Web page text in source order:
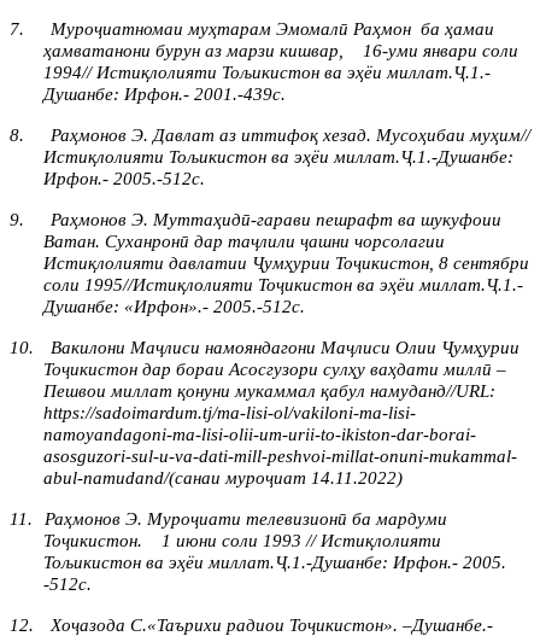
7. Муроҷиатномаи муҳтарам Эмомалӣ Раҳмон ба ҳамаи
ҳамватанони бурун аз марзи кишвар,
16-уми январи соли
1994// Истиқлолияти Тољикистон ва эҳёи миллат.Ҷ.1.-
Душанбе: Ирфон.- 2001.-439с.
8.
Раҳмонов Э. Давлат аз иттифоқ хезад. Мусоҳибаи муҳим//
Истиқлолияти Тољикистон ва эҳёи миллат.Ҷ.1.-Душанбе:
Ирфон.- 2005.-512с.
9.
Раҳмонов Э. Муттаҳидӣ-гарави пешрафт ва шукуфоии
Ватан. Суханронӣ дар таҷлили ҷашни чорсолагии
Истиқлолияти давлатии Ҷумҳурии Тоҷикистон, 8 сентябри
соли 1995//Истиқлолияти Тоҷикистон ва эҳёи миллат.Ҷ.1.-
Душанбе: «Ирфон».- 2005.-512с.
10.
Вакилони Маҷлиси намояндагони Маҷлиси Олии Ҷумҳурии
Тоҷикистон дар бораи Асосгузори сулҳу ваҳдати миллӣ –
Пешвои миллат қонуни мукаммал қабул намуданд//URL:
https://sadoimardum.tj/ma-lisi-ol/vakiloni-ma-lisi-
namoyandagoni-ma-lisi-olii-um-urii-to-ikiston-dar-borai-
asosguzori-sul-u-va-dati-mill-peshvoi-millat-onuni-mukammal-
abul-namudand/(санаи муроҷиат 14.11.2022)
11. Раҳмонов Э. Муроҷиати телевизионӣ ба мардуми
Тоҷикистон.
1 июни соли 1993 // Истиқлолияти
Тољикистон ва эҳёи миллат.Ҷ.1.-Душанбе: Ирфон.- 2005.
-512с.
12. Хоҷазода С.«Таърихи радиои Тоҷикистон». –Душанбе.-